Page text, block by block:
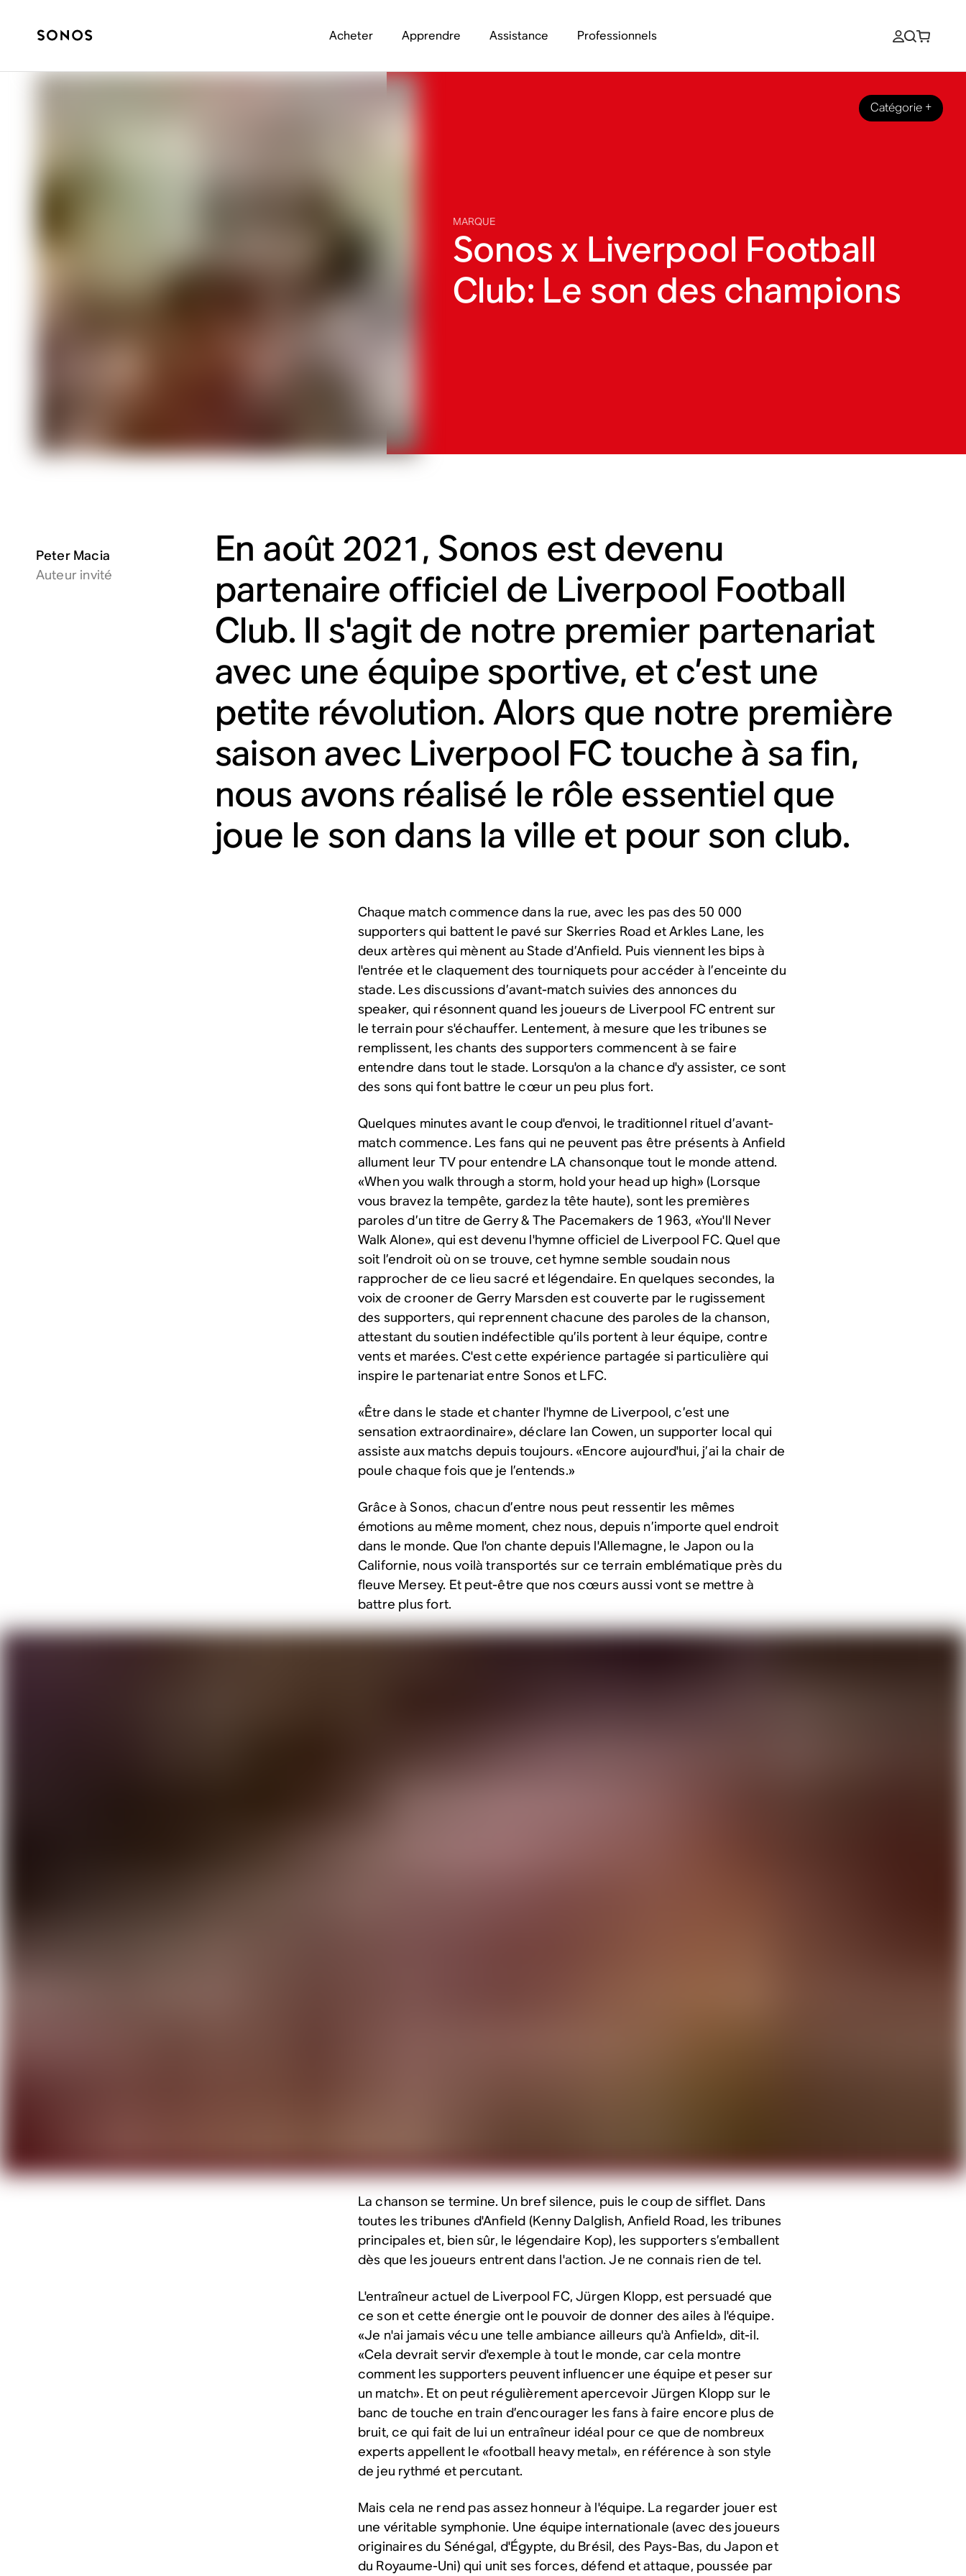
Acheter Apprendre Assistance Professionnels
MARQUE
Catégorie +
Sonos x Liverpool Football
Club: Le son des champions
Peter Macia
Auteur invité
En août 2021, Sonos est devenu
partenaire officiel de Liverpool Football
Club. Il s'agit de notre premier partenariat
avec une équipe sportive, et c’est une
petite révolution. Alors que notre première
saison avec Liverpool FC touche à sa fin,
nous avons réalisé le rôle essentiel que
joue le son dans la ville et pour son club.
Chaque match commence dans la rue, avec les pas des 50 000
supporters qui battent le pavé sur Skerries Road et Arkles Lane, les
deux artères qui mènent au Stade d’Anfield. Puis viennent les bips à
l'entrée et le claquement des tourniquets pour accéder à l’enceinte du
stade. Les discussions d’avant-match suivies des annonces du
speaker, qui résonnent quand les joueurs de Liverpool FC entrent sur
le terrain pour s'échauffer. Lentement, à mesure que les tribunes se
remplissent, les chants des supporters commencent à se faire
entendre dans tout le stade. Lorsqu'on a la chance d'y assister, ce sont
des sons qui font battre le cœur un peu plus fort.
Quelques minutes avant le coup d'envoi, le traditionnel rituel d’avant-
match commence. Les fans qui ne peuvent pas être présents à Anfield
allument leur TV pour entendre LA chansonque tout le monde attend.
«When you walk through a storm, hold your head up high» (Lorsque
vous bravez la tempête, gardez la tête haute), sont les premières
paroles d’un titre de Gerry & The Pacemakers de 1963, «You'll Never
Walk Alone», qui est devenu l'hymne officiel de Liverpool FC. Quel que
soit l’endroit où on se trouve, cet hymne semble soudain nous
rapprocher de ce lieu sacré et légendaire. En quelques secondes, la
voix de crooner de Gerry Marsden est couverte par le rugissement
des supporters, qui reprennent chacune des paroles de la chanson,
attestant du soutien indéfectible qu’ils portent à leur équipe, contre
vents et marées. C'est cette expérience partagée si particulière qui
inspire le partenariat entre Sonos et LFC.
«Être dans le stade et chanter l'hymne de Liverpool, c’est une
sensation extraordinaire», déclare Ian Cowen, un supporter local qui
assiste aux matchs depuis toujours. «Encore aujourd'hui, j’ai la chair de
poule chaque fois que je l’entends.»
Grâce à Sonos, chacun d’entre nous peut ressentir les mêmes
émotions au même moment, chez nous, depuis n’importe quel endroit
dans le monde. Que l'on chante depuis l'Allemagne, le Japon ou la
Californie, nous voilà transportés sur ce terrain emblématique près du
fleuve Mersey. Et peut-être que nos cœurs aussi vont se mettre à
battre plus fort.
La chanson se termine. Un bref silence, puis le coup de sifflet. Dans
toutes les tribunes d'Anfield (Kenny Dalglish, Anfield Road, les tribunes
principales et, bien sûr, le légendaire Kop), les supporters s’emballent
dès que les joueurs entrent dans l'action. Je ne connais rien de tel.
L'entraîneur actuel de Liverpool FC, Jürgen Klopp, est persuadé que
ce son et cette énergie ont le pouvoir de donner des ailes à l'équipe.
«Je n'ai jamais vécu une telle ambiance ailleurs qu'à Anfield», dit-il.
«Cela devrait servir d'exemple à tout le monde, car cela montre
comment les supporters peuvent influencer une équipe et peser sur
un match». Et on peut régulièrement apercevoir Jürgen Klopp sur le
banc de touche en train d’encourager les fans à faire encore plus de
bruit, ce qui fait de lui un entraîneur idéal pour ce que de nombreux
experts appellent le «football heavy metal», en référence à son style
de jeu rythmé et percutant.
Mais cela ne rend pas assez honneur à l'équipe. La regarder jouer est
une véritable symphonie. Une équipe internationale (avec des joueurs
originaires du Sénégal, d'Égypte, du Brésil, des Pays-Bas, du Japon et
du Royaume-Uni) qui unit ses forces, défend et attaque, poussée par